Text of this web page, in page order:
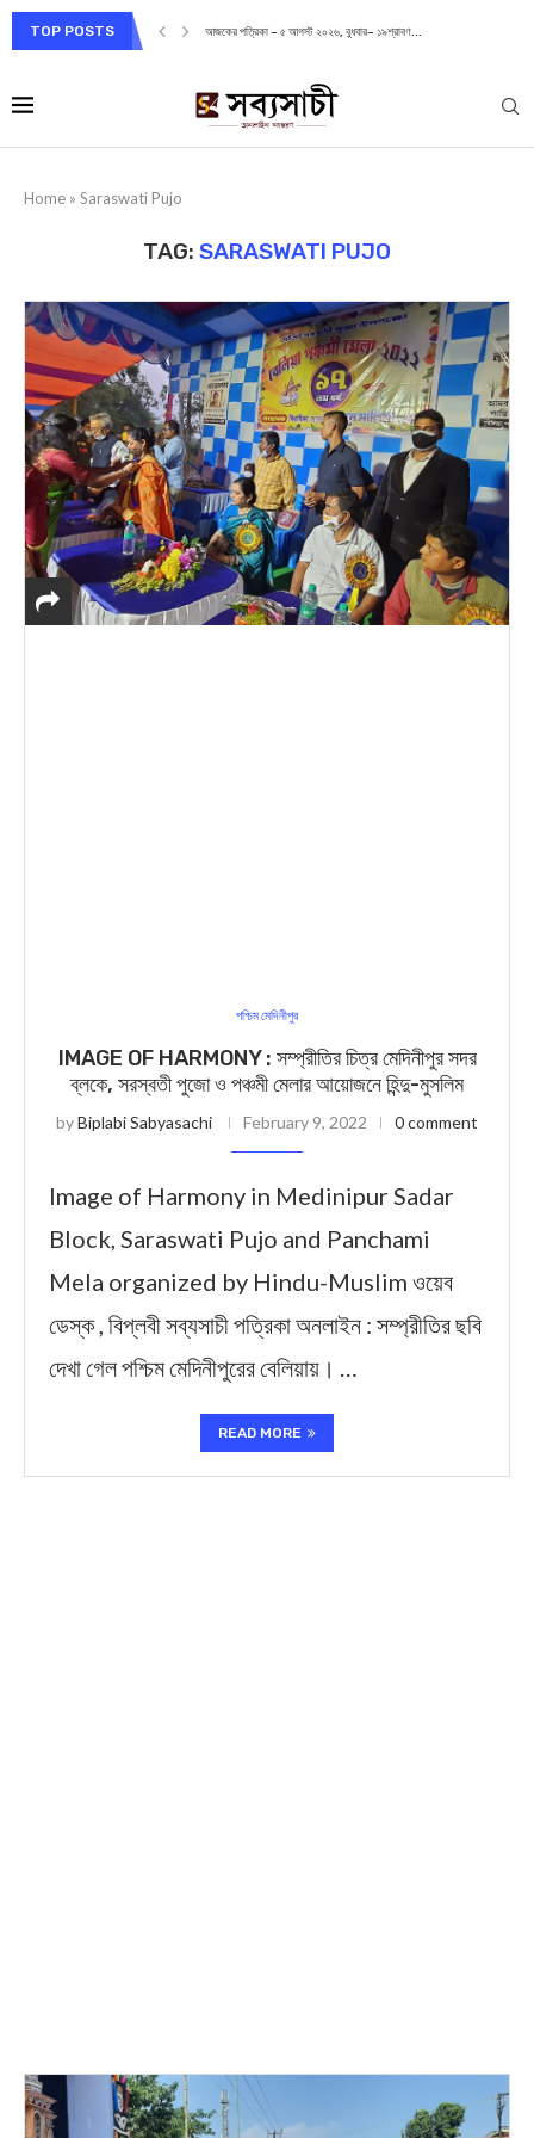
TOP POSTS আজকের পত্রিকা – ৫ আগস্ট ২০২৬, বুধবার– ১৯শ্রাবণ...
Home » Saraswati Pujo
TAG: SARASWATI PUJO
পশ্চিম মেদিনীপুর
IMAGE OF HARMONY : সম্প্রীতির চিত্র মেদিনীপুর সদর
ব্লকে, সরস্বতী পুজো ও পঞ্চমী মেলার আয়োজনে হিন্দু-মুসলিম
byBiplabi Sabyasachi February 9, 2022 0 comment
Image of Harmony in Medinipur Sadar
Block, Saraswati Pujo and Panchami
Mela organized by Hindu-Muslim ওয়েব
ডেস্ক , বিপ্লবী সব্যসাচী পত্রিকা অনলাইন : সম্প্রীতির ছবি
দেখা গেল পশ্চিম মেদিনীপুরের বেলিয়ায়। …
READ MORE